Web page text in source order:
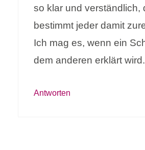
so klar und verständlich,
bestimmt jeder damit
Ich mag es, wenn ein
dem anderen erklärt wird.
Antworten